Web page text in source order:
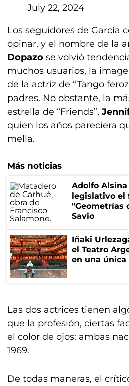
July 22, 2024
Los seguidores de García
opinar, y el nombre de la
Dopazo se volvió
muchos usuarios, la
de la actriz de “Tango
padres. No obstante, la
estrella de “Friends”,
quien los años pareciera
mella.
Más noticias
Adolfo
legislativo el
"Geometrías
Savio
Iñaki
el Teatro
en una única
Las dos actrices tienen
que la profesión, ciertas
el color de ojos: ambas
1969.
De todas maneras, el